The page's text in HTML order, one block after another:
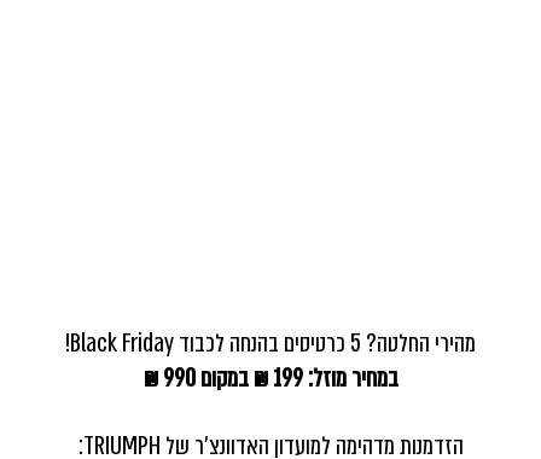
מהירי החלטה? 5 כרטיסים בהנחה לכבוד Black Friday!
במחיר מוזל: 199 ₪ במקום 990 ₪
הזדמנות מדהימה למועדון האדוונצ'ר של TRIUMPH: